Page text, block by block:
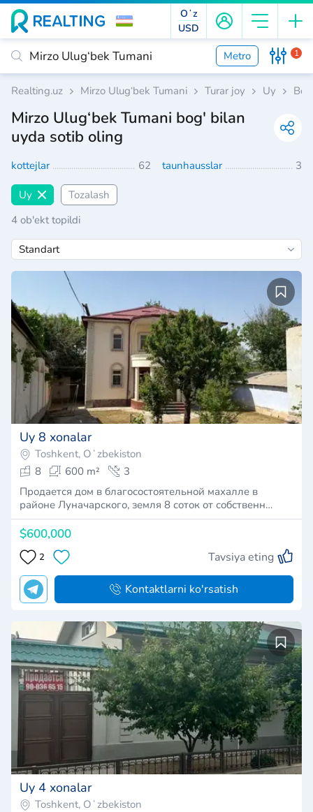
Oʻz
USD
Metro 1
Realting.uz Mirzo Ulug‘bek Tumani Turar joy Uy
Mirzo Ulug‘bek Tumani bog' bilan
uyda sotib oling
kottejlar 62 taunhausslar 3
Uy
Tozalash
4 ob'ekt topildi
Uy 8 xonalar
Toshkent, Oʻzbekiston
8
600 m²
3
Продается дом в благосостоятельной махалле в
районе Луначарского, земля 8 соток от собственн…
$600,000
2 Tavsiya eting
Kontaktlarni ko'rsatish
Uy 4 xonalar
Toshkent, Oʻzbekiston